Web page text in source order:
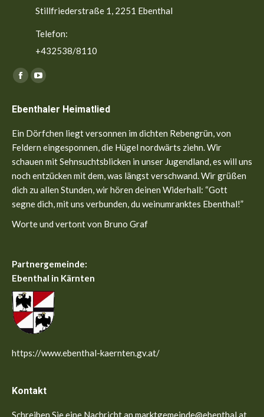
Stillfriederstraße 1, 2251 Ebenthal
Telefon:
+432538/8110
Finden Sie uns auf:
Facebook
opens
in
new
window
YouTube
opens
in
new
window
Ebenthaler Heimatlied
Ein Dörfchen liegt versonnen im dichten Rebengrün, von
Feldern eingesponnen, die Hügel nordwärts ziehn. Wir
schauen mit Sehnsuchtsblicken in unser Jugendland, es will uns
noch entzücken mit dem, was längst verschwand. Wir grüßen
dich zu allen Stunden, wir hören deinen Widerhall: “Gott
segne dich, mit uns verbunden, du weinumranktes Ebenthal!”
Worte und vertont von Bruno Graf
Partnergemeinde:
Ebenthal in Kärnten
https://www.ebenthal-kaernten.gv.at/
Kontakt
Schreiben Sie eine Nachricht an marktgemeinde@ebenthal.at